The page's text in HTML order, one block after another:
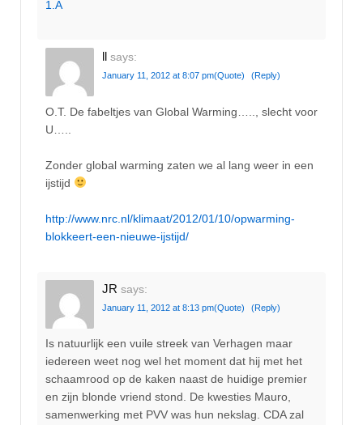
1.A
ll says:
January 11, 2012 at 8:07 pm(Quote) (Reply)
O.T. De fabeltjes van Global Warming….., slecht voor
U…..
Zonder global warming zaten we al lang weer in een
ijstijd
http://www.nrc.nl/klimaat/2012/01/10/opwarming-
blokkeert-een-nieuwe-ijstijd/
JR says:
January 11, 2012 at 8:13 pm(Quote) (Reply)
Is natuurlijk een vuile streek van Verhagen maar
iedereen weet nog wel het moment dat hij met het
schaamrood op de kaken naast de huidige premier
en zijn blonde vriend stond. De kwesties Mauro,
samenwerking met PVV was hun nekslag. CDA zal